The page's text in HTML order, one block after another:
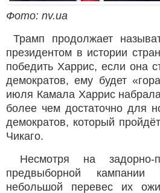
Фото: nv.ua
Трамп продолжает
президентом в истории
победить Харрис, если она
демократов, ему будет
июля Камала Харрис
более чем достаточно для
демократов, который
Чикаго.
Несмотря на задорно-
предвыборной кампании
небольшой перевес их